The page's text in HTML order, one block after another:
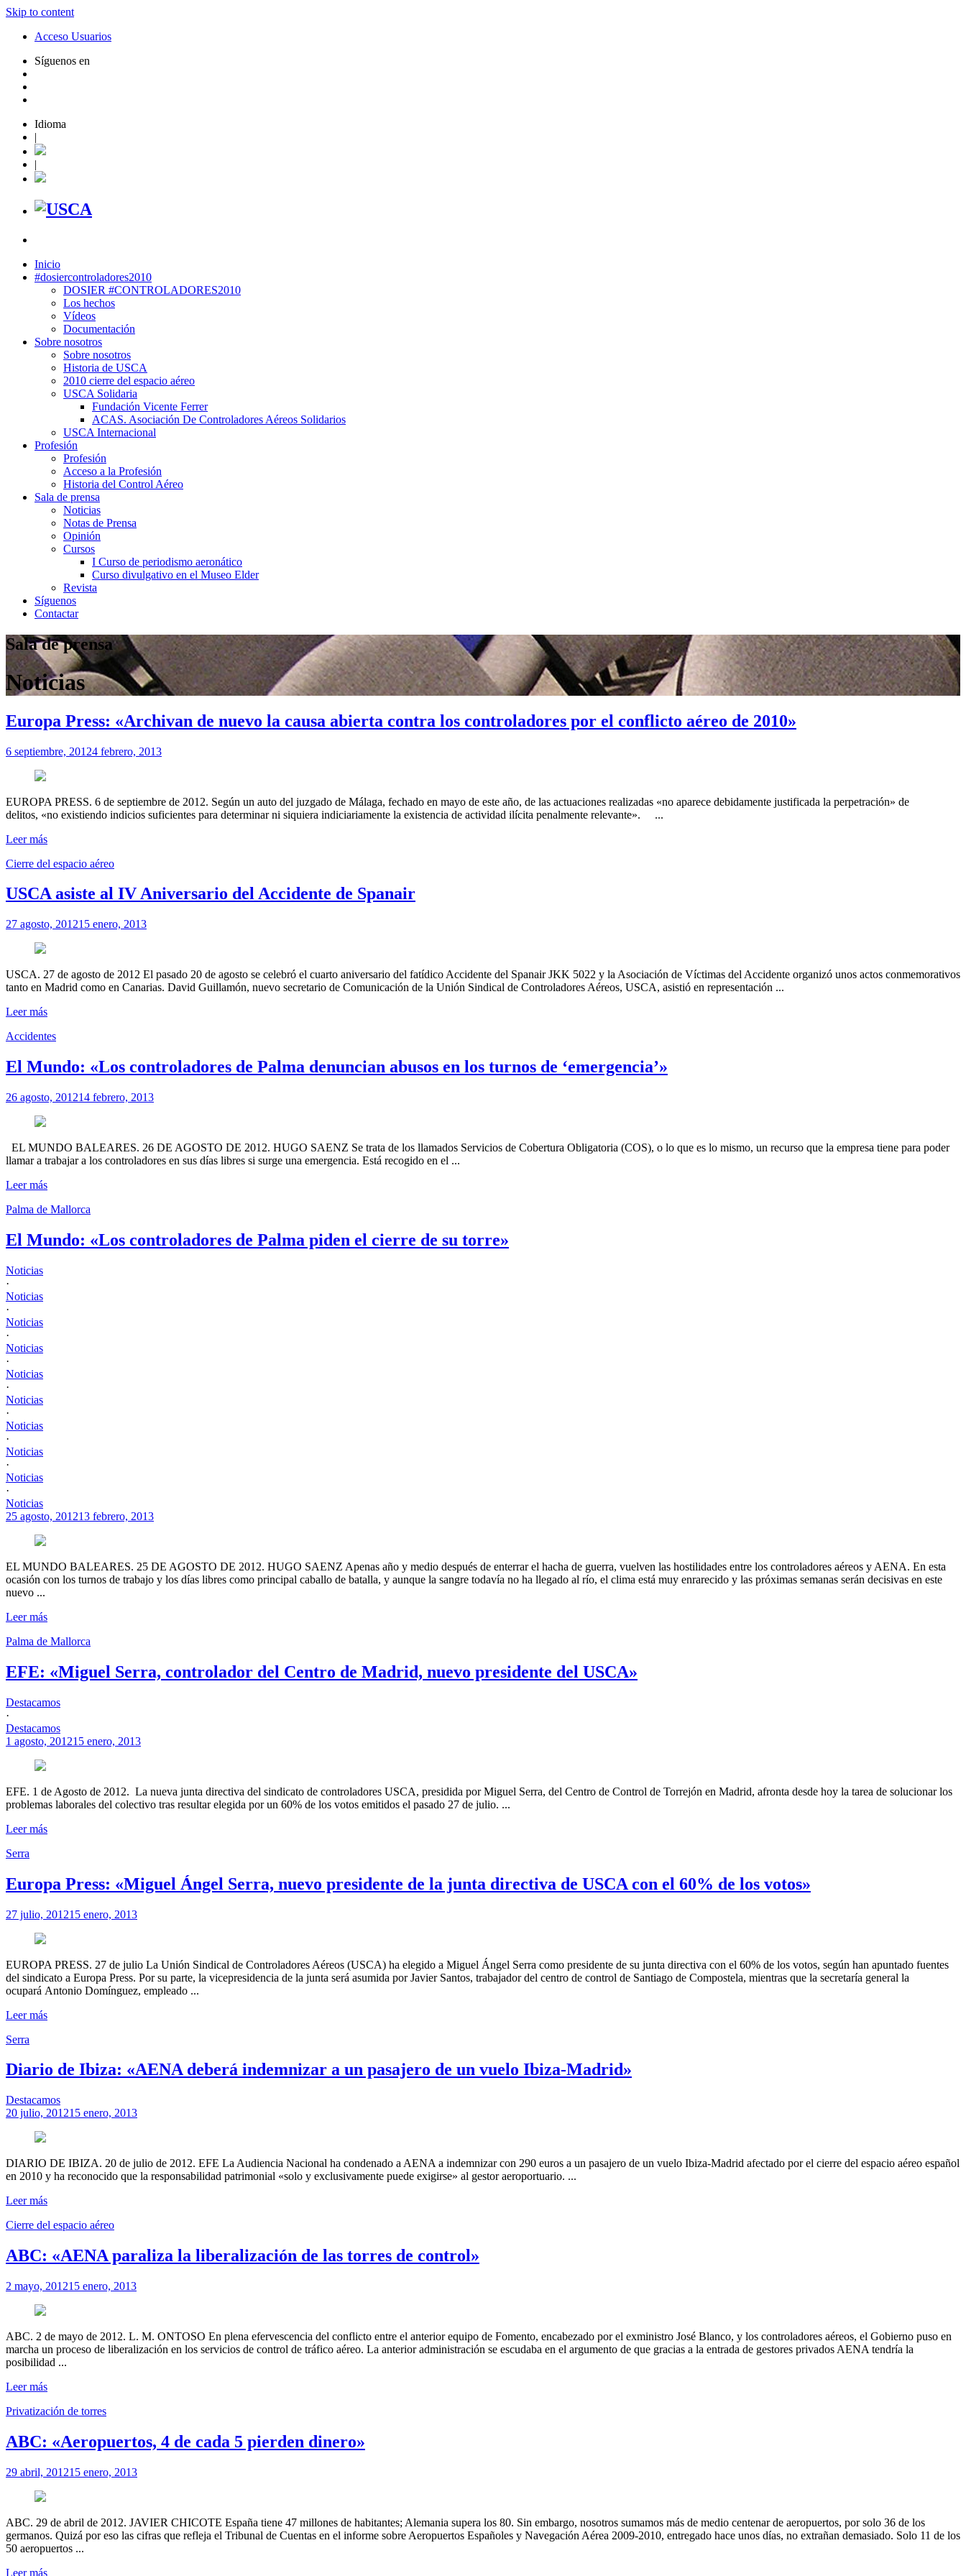
Skip to content
Acceso Usuarios
Síguenos en
Idioma
|
|
Inicio
#dosiercontroladores2010
DOSIER #CONTROLADORES2010
Los hechos
Vídeos
Documentación
Sobre nosotros
Sobre nosotros
Historia de USCA
2010 cierre del espacio aéreo
USCA Solidaria
Fundación Vicente Ferrer
ACAS. Asociación De Controladores Aéreos Solidarios
USCA Internacional
Profesión
Profesión
Acceso a la Profesión
Historia del Control Aéreo
Sala de prensa
Noticias
Notas de Prensa
Opinión
Cursos
I Curso de periodismo aeronático
Curso divulgativo en el Museo Elder
Revista
Síguenos
Contactar
Sala de prensa
Noticias
Europa Press: «Archivan de nuevo la causa abierta contra los controladores por el conflicto aéreo de 2010»
6 septiembre, 20124 febrero, 2013
EUROPA PRESS. 6 de septiembre de 2012. Según un auto del juzgado de Málaga, fechado en mayo de este año, de las actuaciones realizadas «no aparece debidamente justificada la perpetración» de
delitos, «no existiendo indicios suficientes para determinar ni siquiera indiciariamente la existencia de actividad ilícita penalmente relevante». ...
Leer más
Cierre del espacio aéreo
USCA asiste al IV Aniversario del Accidente de Spanair
27 agosto, 201215 enero, 2013
USCA. 27 de agosto de 2012 El pasado 20 de agosto se celebró el cuarto aniversario del fatídico Accidente del Spanair JKK 5022 y la Asociación de Víctimas del Accidente organizó unos actos conmemorativos
tanto en Madrid como en Canarias. David Guillamón, nuevo secretario de Comunicación de la Unión Sindical de Controladores Aéreos, USCA, asistió en representación ...
Leer más
Accidentes
El Mundo: «Los controladores de Palma denuncian abusos en los turnos de ‘emergencia’»
26 agosto, 201214 febrero, 2013
EL MUNDO BALEARES. 26 DE AGOSTO DE 2012. HUGO SAENZ Se trata de los llamados Servicios de Cobertura Obligatoria (COS), o lo que es lo mismo, un recurso que la empresa tiene para poder
llamar a trabajar a los controladores en sus días libres si surge una emergencia. Está recogido en el ...
Leer más
Palma de Mallorca
El Mundo: «Los controladores de Palma piden el cierre de su torre»
Noticias
·
Noticias
·
Noticias
·
Noticias
·
Noticias
·
Noticias
·
Noticias
·
Noticias
·
Noticias
·
Noticias
25 agosto, 201213 febrero, 2013
EL MUNDO BALEARES. 25 DE AGOSTO DE 2012. HUGO SAENZ Apenas año y medio después de enterrar el hacha de guerra, vuelven las hostilidades entre los controladores aéreos y AENA. En esta
ocasión con los turnos de trabajo y los días libres como principal caballo de batalla, y aunque la sangre todavía no ha llegado al río, el clima está muy enrarecido y las próximas semanas serán decisivas en este
nuevo ...
Leer más
Palma de Mallorca
EFE: «Miguel Serra, controlador del Centro de Madrid, nuevo presidente del USCA»
Destacamos
·
Destacamos
1 agosto, 201215 enero, 2013
EFE. 1 de Agosto de 2012. La nueva junta directiva del sindicato de controladores USCA, presidida por Miguel Serra, del Centro de Control de Torrejón en Madrid, afronta desde hoy la tarea de solucionar los
problemas laborales del colectivo tras resultar elegida por un 60% de los votos emitidos el pasado 27 de julio. ...
Leer más
Serra
Europa Press: «Miguel Ángel Serra, nuevo presidente de la junta directiva de USCA con el 60% de los votos»
27 julio, 201215 enero, 2013
EUROPA PRESS. 27 de julio La Unión Sindical de Controladores Aéreos (USCA) ha elegido a Miguel Ángel Serra como presidente de su junta directiva con el 60% de los votos, según han apuntado fuentes
del sindicato a Europa Press. Por su parte, la vicepresidencia de la junta será asumida por Javier Santos, trabajador del centro de control de Santiago de Compostela, mientras que la secretaría general la
ocupará Antonio Domínguez, empleado ...
Leer más
Serra
Diario de Ibiza: «AENA deberá indemnizar a un pasajero de un vuelo Ibiza-Madrid»
Destacamos
20 julio, 201215 enero, 2013
DIARIO DE IBIZA. 20 de julio de 2012. EFE La Audiencia Nacional ha condenado a AENA a indemnizar con 290 euros a un pasajero de un vuelo Ibiza-Madrid afectado por el cierre del espacio aéreo español
en 2010 y ha reconocido que la responsabilidad patrimonial «solo y exclusivamente puede exigirse» al gestor aeroportuario. ...
Leer más
Cierre del espacio aéreo
ABC: «AENA paraliza la liberalización de las torres de control»
2 mayo, 201215 enero, 2013
ABC. 2 de mayo de 2012. L. M. ONTOSO En plena efervescencia del conflicto entre el anterior equipo de Fomento, encabezado por el exministro José Blanco, y los controladores aéreos, el Gobierno puso en
marcha un proceso de liberalización en los servicios de control de tráfico aéreo. La anterior administración se escudaba en el argumento de que gracias a la entrada de gestores privados AENA tendría la
posibilidad ...
Leer más
Privatización de torres
ABC: «Aeropuertos, 4 de cada 5 pierden dinero»
29 abril, 201215 enero, 2013
ABC. 29 de abril de 2012. JAVIER CHICOTE España tiene 47 millones de habitantes; Alemania supera los 80. Sin embargo, nosotros sumamos más de medio centenar de aeropuertos, por solo 36 de los
germanos. Quizá por eso las cifras que refleja el Tribunal de Cuentas en el informe sobre Aeropuertos Españoles y Navegación Aérea 2009-2010, entregado hace unos días, no extrañan demasiado. Solo 11 de los
50 aeropuertos ...
Leer más